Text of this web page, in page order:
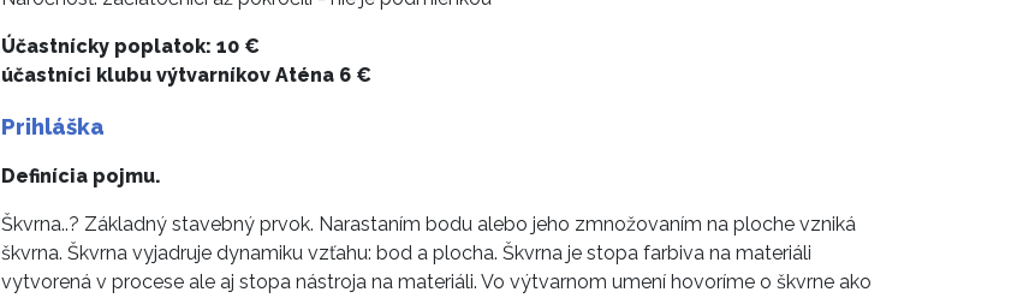
Účastnícky poplatok: 10 €
účastníci klubu výtvarníkov Aténa 6 €
Prihláška
Definícia pojmu.
Škvrna..? Základný stavebný prvok. Narastaním bodu alebo jeho zmnožovaním na ploche vzniká
škvrna. Škvrna vyjadruje dynamiku vzťahu: bod a plocha. Škvrna je stopa farbiva na materiáli
vytvorená v procese ale aj stopa nástroja na materiáli. Vo výtvarnom umení hovoríme o škvrne ako